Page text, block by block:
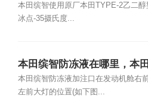
加防冻液
本田缤智使用原厂本田TYPE-2乙二醇
冰点-35摄氏度...
本田缤智防冻液在哪里，本
冻液位置图
本田缤智防冻液加注口在发动机舱右
左前大灯的位置(如下图...